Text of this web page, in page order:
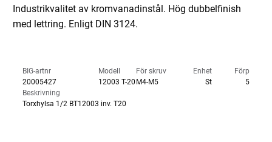
Industrikvalitet av kromvanadinstål. Hög dubbelfinish
med lettring. Enligt DIN 3124.
BIG-artnr
20005427
Modell
12003 T-20
För skruv
M4-M5
Enhet
St
Förp
5
Beskrivning
Torxhylsa 1/2 BT12003 inv. T20